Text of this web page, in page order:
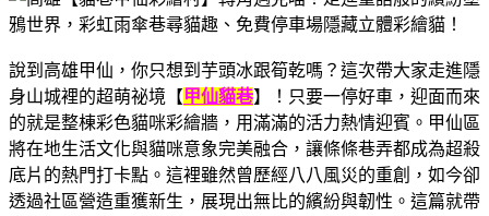
說到高雄甲仙，你只想到芋頭冰跟筍乾嗎？這次帶大家走進隱
身山城裡的超萌祕境【甲仙貓巷】！只要一停好車，迎面而來
的就是整棟彩色貓咪彩繪牆，用滿滿的活力熱情迎賓。甲仙區
將在地生活文化與貓咪意象完美融合，讓條條巷弄都成為超殺
底片的熱門打卡點。這裡雖然曾歷經八八風災的重創，如今卻
透過社區營造重獲新生，展現出無比的繽紛與韌性。這篇就帶